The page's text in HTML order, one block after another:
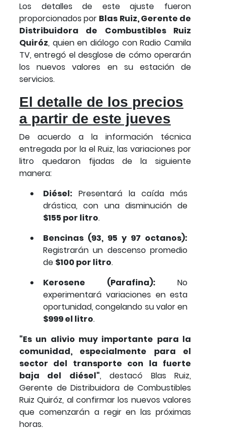
Los detalles de este ajuste fueron
proporcionados por Blas Ruiz, Gerente de
Distribuidora de Combustibles Ruiz
Quiróz, quien en diálogo con Radio Camila
TV, entregó el desglose de cómo operarán
los nuevos valores en su estación de
servicios.
El detalle de los precios
a partir de este jueves
De acuerdo a la información técnica
entregada por la el Ruiz, las variaciones por
litro quedaron fijadas de la siguiente
manera:
Diésel: Presentará la caída más
drástica, con una disminución de
$155 por litro.
Bencinas (93, 95 y 97 octanos):
Registrarán un descenso promedio
de $100 por litro.
Kerosene (Parafina): No
experimentará variaciones en esta
oportunidad, congelando su valor en
$999 el litro.
"Es un alivio muy importante para la
comunidad, especialmente para el
sector del transporte con la fuerte
baja del diésel", destacó Blas Ruiz,
Gerente de Distribuidora de Combustibles
Ruiz Quiróz, al confirmar los nuevos valores
que comenzarán a regir en las próximas
horas.